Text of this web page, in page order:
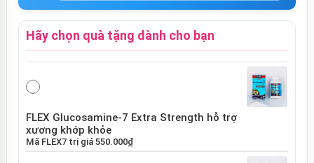
Hãy chọn quà tặng dành cho bạn
FLEX Glucosamine-7 Extra Strength hỗ trợ
xương khớp khỏe
Mã FLEX7trị giá 550.000₫